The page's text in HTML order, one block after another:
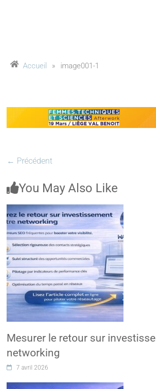
Accueil » image001-1
← Précédent
You May Also Like
Mesurer le retour sur
networking
7 avril 2026